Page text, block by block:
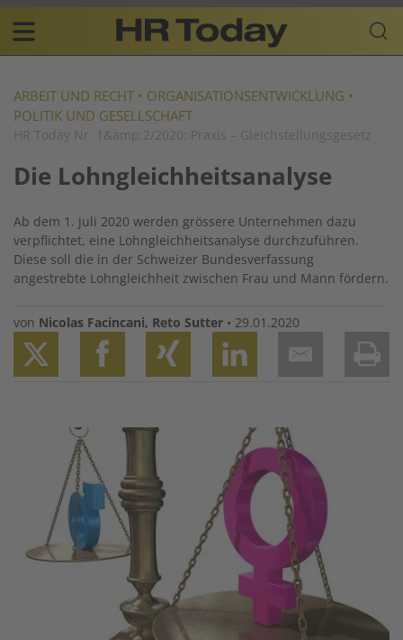
Skip
content
Plattform
für
Resources
navigation
DE
ARBEIT UND RECHT • ORGANISATIONSENTWICKLUNG •
POLITIK UND GESELLSCHAFT
HR Today Nr. 1&amp;2/2020: Praxis – Gleichstellungsgesetz
Die Lohngleichheitsanalyse
Ab dem 1. Juli 2020 werden grössere Unternehmen dazu
verpflichtet, eine Lohngleichheitsanalyse durchzuführen.
Diese soll die in der Schweizer Bundesverfassung
angestrebte Lohngleichheit zwischen Frau und Mann fördern.
von Nicolas Facincani, Reto Sutter • 29.01.2020